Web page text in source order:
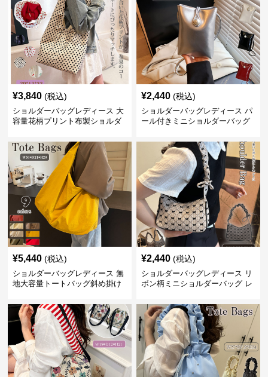
¥3,840 (税込)
ショルダーバッグレディース 大
容量花柄プリント布製ショルダ
¥2,440 (税込)
ショルダーバッグレディース パ
ール付きミニショルダーバッグ
¥5,440 (税込)
ショルダーバッグレディース 無
地大容量トートバッグ斜め掛け
¥2,440 (税込)
ショルダーバッグレディース リ
ボン柄ミニショルダーバッグ レ